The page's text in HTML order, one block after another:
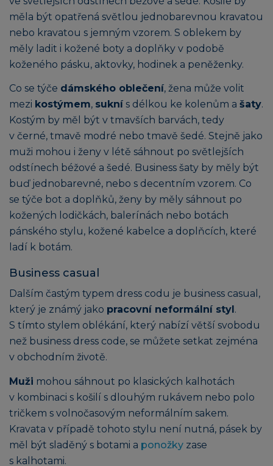
měla být opatřená světlou jednobarevnou kravatou
nebo kravatou s jemným vzorem. S oblekem by
měly ladit i kožené boty a doplňky v podobě
koženého pásku, aktovky, hodinek a peněženky.
Co se týče dámského oblečení, žena může volit
mezi kostýmem, sukní s délkou ke kolenům a šaty.
Kostým by měl být v tmavších barvách, tedy
v černé, tmavě modré nebo tmavě šedé. Stejně jako
muži mohou i ženy v létě sáhnout po světlejších
odstínech béžové a šedé. Business šaty by měly být
buď jednobarevné, nebo s decentním vzorem. Co
se týče bot a doplňků, ženy by měly sáhnout po
kožených lodičkách, balerínách nebo botách
pánského stylu, kožené kabelce a doplňcích, které
ladí k botám.
Business casual
Dalším častým typem dress codu je business casual,
který je známý jako pracovní neformální styl.
S tímto stylem oblékání, který nabízí větší svobodu
než business dress code, se můžete setkat zejména
v obchodním životě.
Muži mohou sáhnout po klasických kalhotách
v kombinaci s košilí s dlouhým rukávem nebo polo
tričkem s volnočasovým neformálním sakem.
Kravata v případě tohoto stylu není nutná, pásek by
měl být sladěný s botami a ponožky zase
s kalhotami.